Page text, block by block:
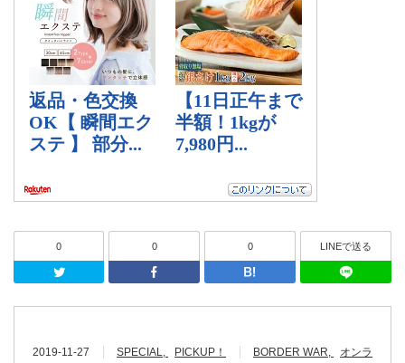
0
Twitter
0
Facebook
0
はてなブッ
LINEで送る
2019-11-27 SPECIAL PICKUP！ BORDER WAR
オンラ